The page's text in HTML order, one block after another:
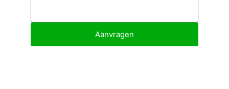
Aanvragen